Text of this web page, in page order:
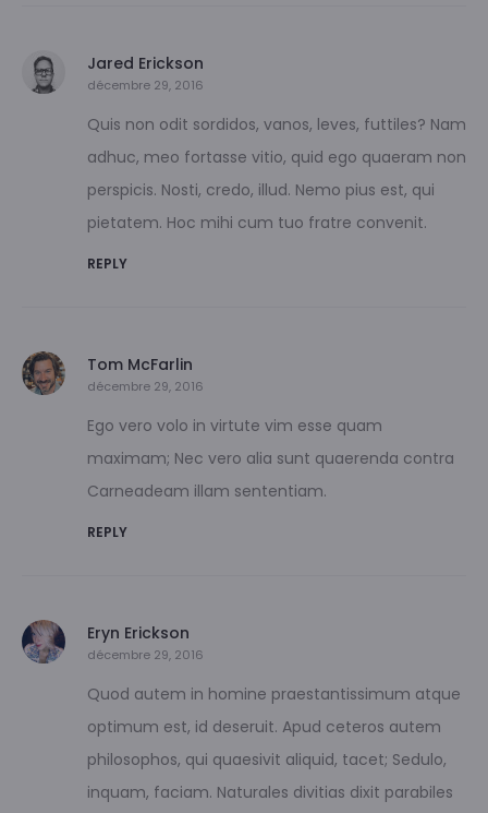
Jared Erickson
décembre 29, 2016
Quis non odit sordidos, vanos, leves, futtiles? Nam
adhuc, meo fortasse vitio, quid ego quaeram non
perspicis. Nosti, credo, illud. Nemo pius est, qui
pietatem. Hoc mihi cum tuo fratre convenit.
REPLY
Tom McFarlin
décembre 29, 2016
Ego vero volo in virtute vim esse quam
maximam; Nec vero alia sunt quaerenda contra
Carneadeam illam sententiam.
REPLY
Eryn Erickson
décembre 29, 2016
Quod autem in homine praestantissimum atque
optimum est, id deseruit. Apud ceteros autem
philosophos, qui quaesivit aliquid, tacet; Sedulo,
inquam, faciam. Naturales divitias dixit parabiles